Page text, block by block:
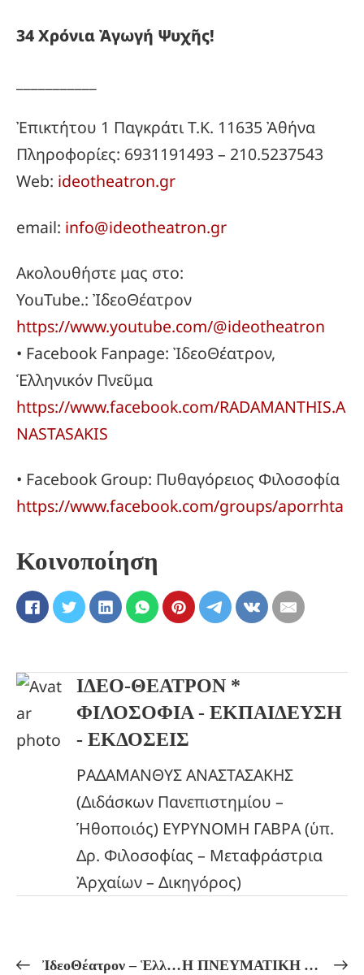
34ΧρόνιαἈγωγή Ψυχῆς!
Ἐπικτήτου 1 Παγκράτι Τ.Κ. 11635 Ἀθήνα
Πληροφορίες: 6931191493 – 210.5237543
Web: ideotheatron.gr
email: info@ideotheatron.gr
Ακολουθήστε μας στο:
YouTube.: ἸδεοΘέατρον
https://www.youtube.com/@ideotheatron
• Facebook Fanpage: ἸδεοΘέατρον,
Ἑλληνικόν Πνεῦμα
https://www.facebook.com/RADAMANTHIS.A
NASTASAKIS
• Facebook Group: Πυθαγόρειος Φιλοσοφία
https://www.facebook.com/groups/aporrhta
Κοινοποίηση
ΙΔΕΟ-ΘΕΑΤΡΟΝ *
ΦΙΛΟΣΟΦΙΑ - ΕΚΠΑΙΔΕΥΣΗ
- ΕΚΔΟΣΕΙΣ
ΡΑΔΑΜΑΝΘΥΣ ΑΝΑΣΤΑΣΑΚΗΣ
(Διδάσκων Πανεπιστημίου –
Ἡθοποιός) ΕΥΡΥΝΟΜΗ ΓΑΒΡΑ (ὑπ.
Δρ. Φιλοσοφίας – Μεταφράστρια
Ἀρχαίων – Δικηγόρος)
ἸδεοΘέατρον – Ἑλληνικόν Πνεῦμα Πρόγραμμα Μαθημάτων ἀπό 07/07 ἔως 12/07 Η ΠΝΕΥΜΑΤΙΚΗ ΔΥΝΑΜΗ ΤΟΥ ΗΛΙΟΥ ΚΑΙ ΟΙ ΑΡΙΘΜΗΤΙΚΕΣ ΑΝΑΛΟΓΙΕΣ ΤΗΣ ΨΥΧΗΣ ΣΤΗΝ ΠΥΘΑΓΟΡΕΙΑ ΦΙΛΟΣΟΦΙΑ! Πρακτικά Μαθήματα Πυθαγορείου Φιλοσοφίας, Αὐτογνωσίας καί Μυητικῆς Ἀγωγῆς.